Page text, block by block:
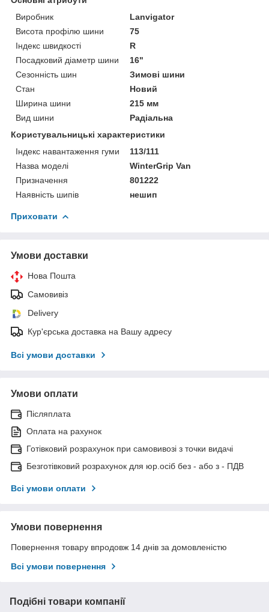
Виробник
Lanvigator
Висота профілю шини
75
Індекс швидкості
R
Посадковий діаметр шини
16"
Сезонність шин
Зимові шини
Стан
Новий
Ширина шини
215 мм
Вид шини
Радіальна
Користувальницькі характеристики
Індекс навантаження гуми
113/111
Назва моделі
WinterGrip Van
Призначення
801222
Наявність шипів
нешип
Приховати
Умови доставки
Нова Пошта
Самовивіз
Delivery
Кур'єрська доставка на Вашу адресу
Всі умови доставки
Умови оплати
Післяплата
Оплата на рахунок
Готівковий розрахунок при самовивозі з точки видачі
Безготівковий розрахунок для юр.осіб без - або з - ПДВ
Всі умови оплати
Умови повернення
Повернення товару впродовж 14 днів за домовленістю
Всі умови повернення
Подібні товари компанії